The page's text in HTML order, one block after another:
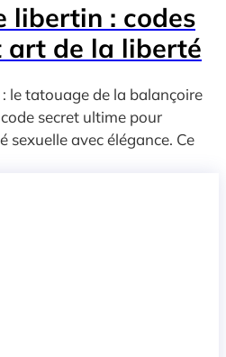
libertin : codes
art de la liberté
le tatouage de la balançoire
secret ultime pour
sexuelle avec élégance. Ce